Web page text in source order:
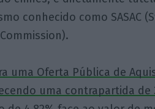
conhecido como SASAC
uma Oferta Pública de
uma contrapartida de